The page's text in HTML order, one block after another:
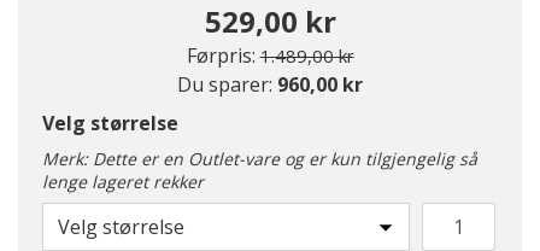
529,00 kr
Førpris: Pris redusert fra
1.489,00 krtil
Du sparer: 960,00 kr
Velg størrelse
Merk: Dette er en Outlet-vare og er kun tilgjengelig så
lenge lageret rekker
Velg størrelse